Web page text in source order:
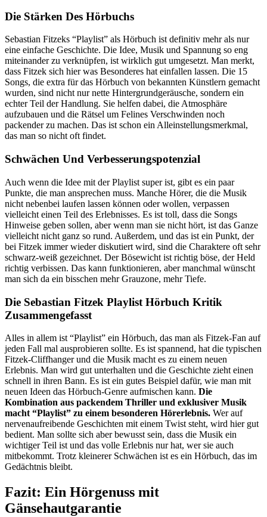
Die Stärken Des Hörbuchs
Sebastian Fitzeks “Playlist” als Hörbuch ist definitiv mehr als nur
eine einfache Geschichte. Die Idee, Musik und Spannung so eng
miteinander zu verknüpfen, ist wirklich gut umgesetzt. Man merkt,
dass Fitzek sich hier was Besonderes hat einfallen lassen. Die 15
Songs, die extra für das Hörbuch von bekannten Künstlern gemacht
wurden, sind nicht nur nette Hintergrundgeräusche, sondern ein
echter Teil der Handlung. Sie helfen dabei, die Atmosphäre
aufzubauen und die Rätsel um Felines Verschwinden noch
packender zu machen. Das ist schon ein Alleinstellungsmerkmal,
das man so nicht oft findet.
Schwächen Und Verbesserungspotenzial
Auch wenn die Idee mit der Playlist super ist, gibt es ein paar
Punkte, die man ansprechen muss. Manche Hörer, die die Musik
nicht nebenbei laufen lassen können oder wollen, verpassen
vielleicht einen Teil des Erlebnisses. Es ist toll, dass die Songs
Hinweise geben sollen, aber wenn man sie nicht hört, ist das Ganze
vielleicht nicht ganz so rund. Außerdem, und das ist ein Punkt, der
bei Fitzek immer wieder diskutiert wird, sind die Charaktere oft sehr
schwarz-weiß gezeichnet. Der Bösewicht ist richtig böse, der Held
richtig verbissen. Das kann funktionieren, aber manchmal wünscht
man sich da ein bisschen mehr Grauzone, mehr Tiefe.
Die Sebastian Fitzek Playlist Hörbuch Kritik
Zusammengefasst
Alles in allem ist “Playlist” ein Hörbuch, das man als Fitzek-Fan auf
jeden Fall mal ausprobieren sollte. Es ist spannend, hat die typischen
Fitzek-Cliffhanger und die Musik macht es zu einem neuen
Erlebnis. Man wird gut unterhalten und die Geschichte zieht einen
schnell in ihren Bann. Es ist ein gutes Beispiel dafür, wie man mit
neuen Ideen das Hörbuch-Genre aufmischen kann. Die
Kombination aus packendem Thriller und exklusiver Musik
macht “Playlist” zu einem besonderen Hörerlebnis. Wer auf
nervenaufreibende Geschichten mit einem Twist steht, wird hier gut
bedient. Man sollte sich aber bewusst sein, dass die Musik ein
wichtiger Teil ist und das volle Erlebnis nur hat, wer sie auch
mitbekommt. Trotz kleinerer Schwächen ist es ein Hörbuch, das im
Gedächtnis bleibt.
Fazit: Ein Hörgenuss mit
Gänsehautgarantie